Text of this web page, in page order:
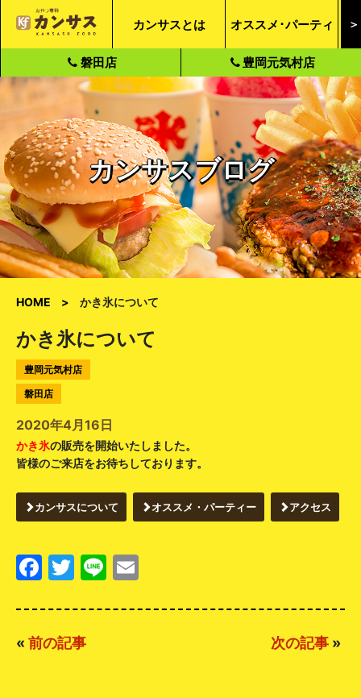
カンサスとは オススメ･パーティ ＞
磐田店 豊岡元気村店
カンサスブログ
HOME かき氷について
かき氷について
豊岡元気村店
磐田店
2020年4月16日
かき氷の販売を開始いたしました。
皆様のご来店をお待ちしております。
カンサスについて オススメ・パーティー アクセス
Facebook
Twitter
Line
« 前の記事 次の記事 »